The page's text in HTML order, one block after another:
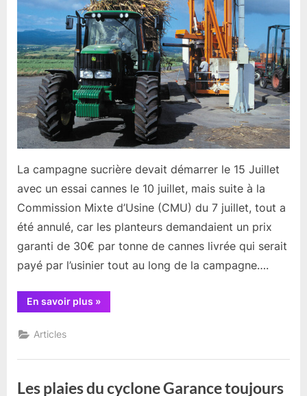
La campagne sucrière devait démarrer le 15 Juillet
avec un essai cannes le 10 juillet, mais suite à la
Commission Mixte d’Usine (CMU) du 7 juillet, tout a
été annulé, car les planteurs demandaient un prix
garanti de 30€ par tonne de cannes livrée qui serait
payé par l’usinier tout au long de la campagne….
En savoir plus “Campagne
sucrière
»
Articles
Les plaies du cyclone Garance toujours